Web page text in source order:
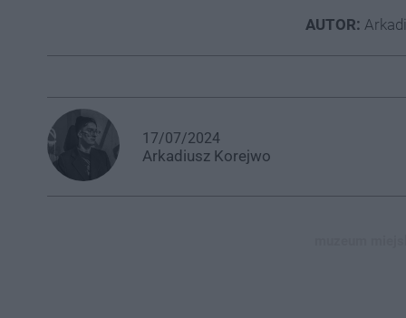
AUTOR:
17/07/2024
Arkadiusz Korejwo